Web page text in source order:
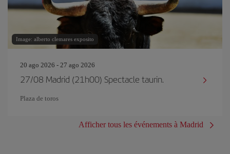
Image: alberto clemares exposito
20 ago 2026 - 27 ago 2026
27/08 Madrid (21h00) Spectacle taurin.
Plaza de toros
Afficher tous les événements à Madrid